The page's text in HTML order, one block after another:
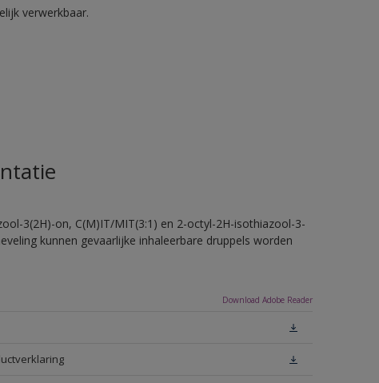
verwerkbaar.
3(2H)-on, C(M)IT/MIT(3:1) en 2-octyl-2H-isothiazool-3-
kunnen gevaarlijke inhaleerbare druppels worden
Download Adobe Reader